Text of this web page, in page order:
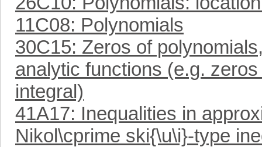
11C08: Polynomials
30C15: Zeros of
analytic functions (e.g.
integral)
41A17: Inequalities in
Nikol\cprime ski{\u\i}-type